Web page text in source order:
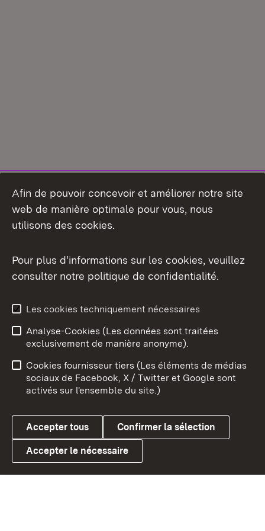
Aperçu des thèmes
Link zum Landesportal
Conseils d'utilisation
Confidentialité
Cookies
Afin de pouvoir concevoir et améliorer notre site
web de manière optimale pour vous, nous
utilisons des cookies.
Pour plus d'informations sur les cookies, veuillez
consulter notre politique de confidentialité.
Les cookies techniquement nécessaires
Analyse-Cookies (Les données sont traitées
exclusivement de manière anonyme).
Cookies fournisseur tiers (Les éléments de médias
sociaux de Facebook, X / Twitter et Google sont
activés sur l'ensemble du site.)
Accepter tous Confirmer la sélection
Accepter le nécessaire